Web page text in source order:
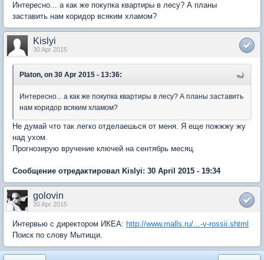
Интересно... а как же покупка квартиры в лесу? А планы
заставить нам коридор всяким хламом?
Kislyi
30 Apr 2015
Platon, on 30 Apr 2015 - 13:36:
Интересно... а как же покупка квартиры в лесу? А планы заставить
нам коридор всяким хламом?
Не думай что так легко отделаешься от меня. Я еще пожжжу жу
над ухом.
Прогнозирую вручение ключей на сентябрь месяц.
Сообщение отредактировал Kislyi: 30 April 2015 - 19:34
golovin
30 Apr 2015
Интервью с директором ИКЕА: http://www.malls.ru/...-v-rossii.shtml
Поиск по слову Мытищи.